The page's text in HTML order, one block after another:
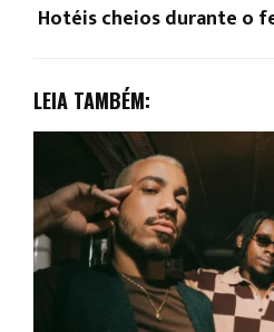
Hotéis cheios durante o
LEIA TAMBÉM: